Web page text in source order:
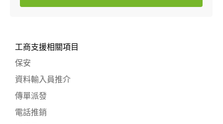
工商支援相關項目
保安
資料輸入員推介
傳單派發
電話推銷